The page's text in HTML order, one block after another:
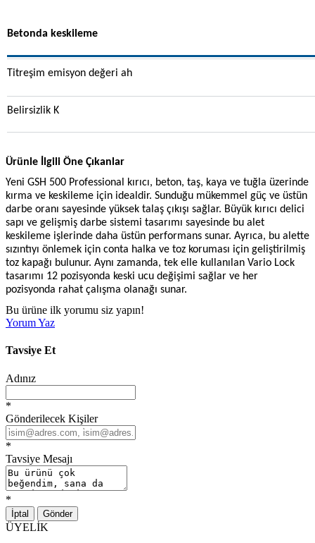
Betonda keskileme
Titreşim emisyon değeri ah
Belirsizlik K
Ürünle İlgili Öne Çıkanlar
Yeni GSH 500 Professional kırıcı, beton, taş, kaya ve tuğla üzerinde
kırma ve keskileme için idealdir. Sunduğu mükemmel güç ve üstün
darbe oranı sayesinde yüksek talaş çıkışı sağlar. Büyük kırıcı delici
sapı ve gelişmiş darbe sistemi tasarımı sayesinde bu alet
keskileme işlerinde daha üstün performans sunar. Ayrıca, bu alette
sızıntıyı önlemek için conta halka ve toz koruması için geliştirilmiş
toz kapağı bulunur. Aynı zamanda, tek elle kullanılan Vario Lock
tasarımı 12 pozisyonda keski ucu değişimi sağlar ve her
pozisyonda rahat çalışma olanağı sunar.
Bu ürüne ilk yorumu siz yapın!
Yorum Yaz
Tavsiye Et
Adınız
*
Gönderilecek Kişiler
*
Tavsiye Mesajı
*
İptal Gönder
ÜYELİK